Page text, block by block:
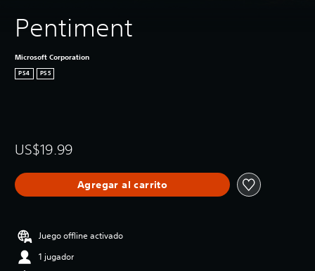
Pentiment
Microsoft Corporation
PS4 PS5
US$19.99
Agregar al carrito
Juego offline activado
1 jugador